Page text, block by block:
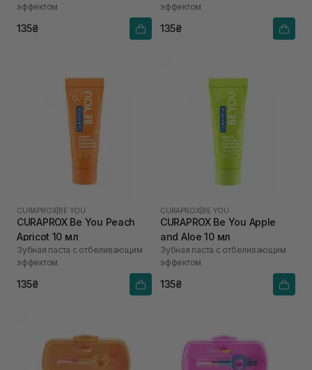
эффектом
135₴
эффектом
135₴
CURAPROX BE YOU
CURAPROX Be You Peach
Apricot 10 мл
Зубная паста с отбеливающим
эффектом
135₴
CURAPROX BE YOU
CURAPROX Be You Apple
and Aloe 10 мл
Зубная паста с отбеливающим
эффектом
135₴